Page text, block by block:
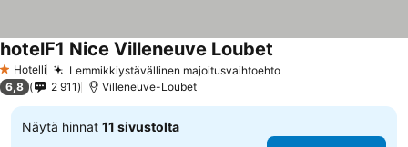
1 Tähtiluokitus
Hotelli Lemmikkiystävällinen majoitusvaihtoehtoKatso hinnat
hotelF1 Nice Villeneuve Loubet
6,8 2 911 Villeneuve-Loubet
Näytä hinnat 11 sivustolta